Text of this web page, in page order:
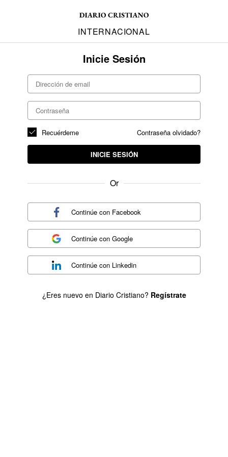
INTERNACIONAL
Inicie Sesión
Contraseña olvidado?
Recuérdeme
INICIE SESIÓN
Or
Continúe con Facebook
Continúe conGoogle
Continúe con Linkedin
¿Eres nuevo en Diario Cristiano? Regístrate